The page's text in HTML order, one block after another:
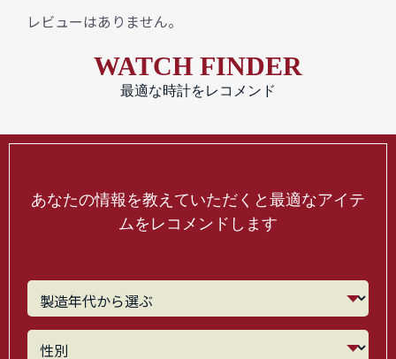
レビューはありません。
WATCH FINDER
最適な時計をレコメンド
あなたの情報を教えていただくと最適なアイテ
ムをレコメンドします